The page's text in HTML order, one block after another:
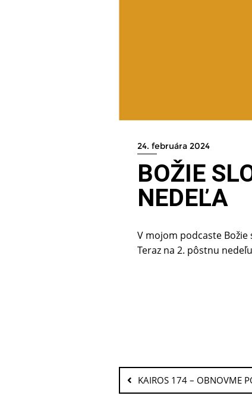
24. februára 2024
BOŽIE
NEDEĽA
V mojom podcaste Božie
Teraz na 2. pôstnu
KAIROS 174 – OBNOVME